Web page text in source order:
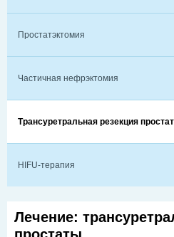
Простатэктомия
Частичная нефрэктомия
Трансуретральная резекция
HIFU-терапия
Лечение: